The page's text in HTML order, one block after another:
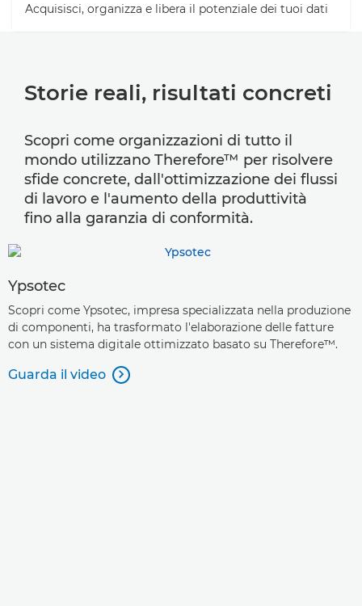
Acquisisci, organizza e libera il potenziale dei tuoi dati
Storie reali, risultati concreti
Scopri come organizzazioni di tutto il
mondo utilizzano Therefore™ per risolvere
sfide concrete, dall'ottimizzazione dei flussi
di lavoro e l'aumento della produttività
fino alla garanzia di conformità.
Ypsotec
Scopri come Ypsotec, impresa specializzata nella produzione
di componenti, ha trasformato l'elaborazione delle fatture
con un sistema digitale ottimizzato basato su Therefore™.
Guarda il video 